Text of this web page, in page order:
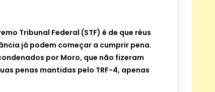
Tribunal Federal (STF) é de que réus
já podem começar a cumprir pena.
por Moro, que não fizeram
penas mantidas pelo TRF-4, apenas